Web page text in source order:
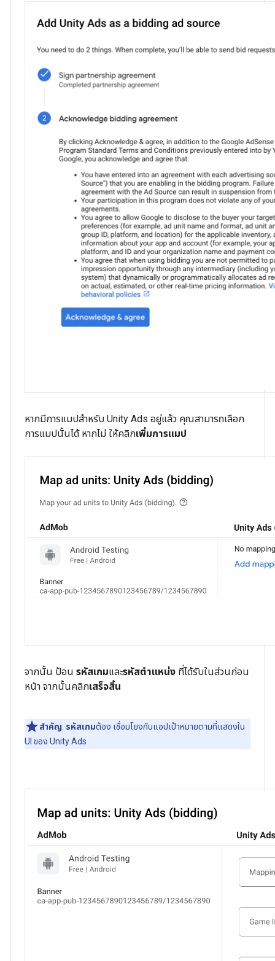
หากมีการแมปสำหรับ Unity Ads อยู่แล้ว คุณสามารถเลือก
การแมปนั้นได้ หากไม่ ให้คลิกเพิ่มการแมป
จากนั้น ป้อน รหัสเกมและรหัสตําแหน่ง ที่ได้รับในส่วนก่อน
หน้า จากนั้นคลิกเสร็จสิ้น
สำคัญ: รหัสเกมต้อง เชื่อมโยงกับแอปเป้าหมายตามที่แสดงใน
UI ของ Unity Ads